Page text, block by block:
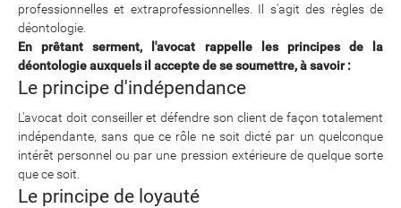
professionnelles et extraprofessionnelles. Il s'agit des règles de
déontologie.
En prêtant serment, l'avocat rappelle les principes de la
déontologie auxquels il accepte de se soumettre, à savoir :
Le principe d'indépendance
L'avocat doit conseiller et défendre son client de façon totalement
indépendante, sans que ce rôle ne soit dicté par un quelconque
intérêt personnel ou par une pression extérieure de quelque sorte
que ce soit.
Le principe de loyauté